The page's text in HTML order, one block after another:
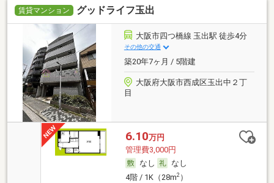
賃貸マンション グッドライフ玉出
大阪市四つ橋線 玉出駅 徒歩4分
その他の交通
築20年7ヶ月 / 5階建
大阪府大阪市西成区玉出中２丁
目
6.10万円
管理費3,000円
なし
なし
4階 / 1K（28m2）